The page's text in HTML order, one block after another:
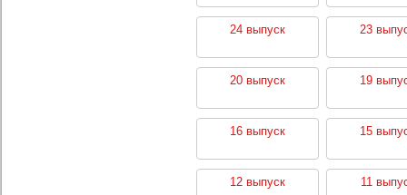
24 выпуск 23
20 выпуск 19
16 выпуск 15
12 выпуск 11